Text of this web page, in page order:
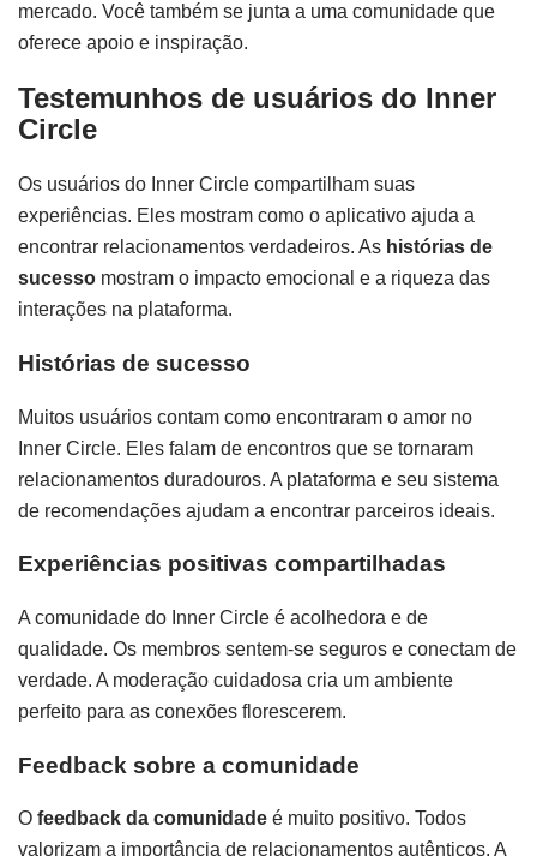
mercado. Você também se junta a uma comunidade que
oferece apoio e inspiração.
Testemunhos de usuários do Inner
Circle
Os usuários do Inner Circle compartilham suas
experiências. Eles mostram como o aplicativo ajuda a
encontrar relacionamentos verdadeiros. As histórias de
sucesso mostram o impacto emocional e a riqueza das
interações na plataforma.
Histórias de sucesso
Muitos usuários contam como encontraram o amor no
Inner Circle. Eles falam de encontros que se tornaram
relacionamentos duradouros. A plataforma e seu sistema
de recomendações ajudam a encontrar parceiros ideais.
Experiências positivas compartilhadas
A comunidade do Inner Circle é acolhedora e de
qualidade. Os membros sentem-se seguros e conectam de
verdade. A moderação cuidadosa cria um ambiente
perfeito para as conexões florescerem.
Feedback sobre a comunidade
O feedback da comunidade é muito positivo. Todos
valorizam a importância de relacionamentos autênticos. A